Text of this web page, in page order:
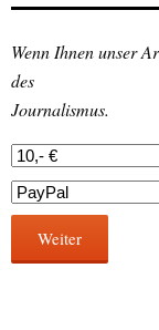
Wenn Ihnen unser
des
Journalismus.
Weiter